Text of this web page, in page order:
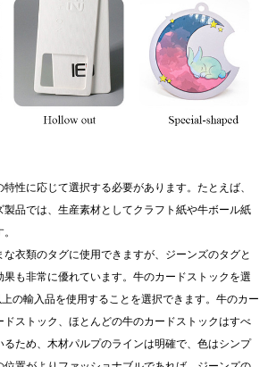
性に応じて選択する必要があります。たとえば、
品では、生産素材としてクラフト紙や牛ボール紙
衣類のタグに使用できますが、ジーンズのタグと
果も非常に優れています。牛のカードストックを選
の輸入品を使用することを選択できます。牛のカー
ドストック、ほとんどの牛のカードストックはすべ
ため、木材パルプのラインは明確で、色はシンプ